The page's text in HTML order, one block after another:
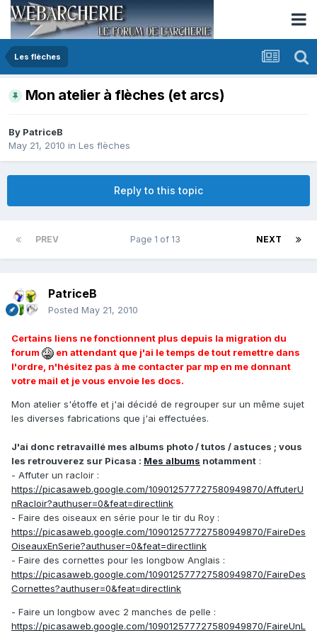
Les flèches
Mon atelier à flèches (et arcs)
By PatriceB
May 21, 2010 in Les flèches
Reply to this topic
PREV NEXT
Page 1 of 13
PatriceB
Posted May 21, 2010
Certains liens ne fonctionnent plus depuis la migration du
forum
en attendant que j'ai le temps de tout remettre dans
l'ordre, n'hésitez pas à me contacter par mp en me donnant
votre mail et je vous envoie les docs.
Mon atelier s'étoffe et j'ai décidé de regrouper sur un même sujet
les diverses fabrications que j'ai effectuées.
J'ai donc retravaillé mes albums photo / tutos / astuces ; vous
les retrouverez sur Picasa : Mes albums notamment :
- Affuter un racloir :
https://picasaweb.google.com/109012577727580949870/AffuterU
nRacloir?authuser=0&feat=directlink
- Faire des oiseaux en série pour le tir du Roy :
https://picasaweb.google.com/109012577727580949870/FaireDes
OiseauxEnSerie?authuser=0&feat=directlink
- Faire des cornettes pour les longbow Anglais :
https://picasaweb.google.com/109012577727580949870/FaireDes
Cornettes?authuser=0&feat=directlink
- Faire un longbow avec 2 manches de pelle :
https://picasaweb.google.com/109012577727580949870/FaireUnL